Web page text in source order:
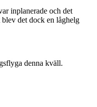
inplanerade och det
blev det dock en låghelg
denna kväll.